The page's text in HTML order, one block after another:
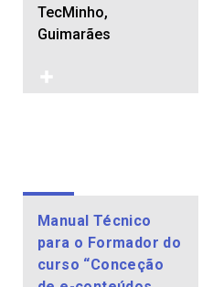
TecMinho,
Guimarães
Manual Técnico
para o Formador do
curso “Conceção